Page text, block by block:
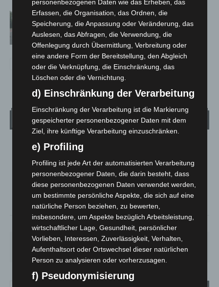
Hannover: Polizei stoppt 166
Trunkenheitsfahrten bei
Großkontrolle
Wetter
LANGENHAGEN
Überwiegend Bewölkt
21°C 21.7°
18.8°
59% 3.9m/s 77%
FR.
21°
SA.
26°
SO.
32°
MO.
31 ° 23
personenbezogenen Daten wie das Erheben, das
Erfassen, die Organisation, das Ordnen, die
Speicherung, die Anpassung oder Veränderung, das
Auslesen, das Abfragen, die Verwendung, die
Offenlegung durch Übermittlung, Verbreitung oder
eine andere Form der Bereitstellung, den Abgleich
oder die Verknüpfung, die Einschränkung, das
Löschen oder die Vernichtung.
d) Einschränkung der Verarbeitung
Einschränkung der Verarbeitung ist die Markierung
gespeicherter personenbezogener Daten mit dem
Ziel, ihre künftige Verarbeitung einzuschränken.
e) Profiling
Profiling ist jede Art der automatisierten Verarbeitung
personenbezogener Daten, die darin besteht, dass
diese personenbezogenen Daten verwendet werden,
um bestimmte persönliche Aspekte, die sich auf eine
natürliche Person beziehen, zu bewerten,
insbesondere, um Aspekte bezüglich Arbeitsleistung,
wirtschaftlicher Lage, Gesundheit, persönlicher
Vorlieben, Interessen, Zuverlässigkeit, Verhalten,
Aufenthaltsort oder Ortswechsel dieser natürlichen
Person zu analysieren oder vorherzusagen.
f) Pseudonymisierung